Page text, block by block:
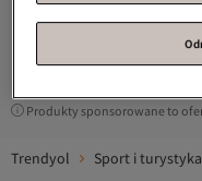
Produkty sponsorowane to
Trendyol Sport i turystyka